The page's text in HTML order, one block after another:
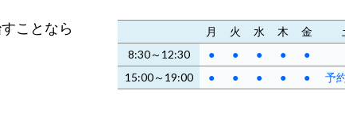
ことなら 月 火 水 木 金
8:30～12:30
● ● ● ● ●
15:00～19:00
● ● ● ● ● 予